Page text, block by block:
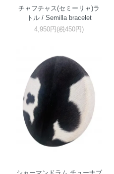
チャフチャス(セミーリャ)ラ
トル / Semilla bracelet
4,950円(税450円)